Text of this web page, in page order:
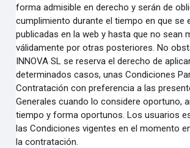
forma admisible en derecho y serán de
cumplimiento durante el tiempo en que se
publicadas en la web y hasta que no sean
válidamente por otras posteriores. No
INNOVA SL se reserva el derecho de
determinados casos, unas Condiciones
Contratación con preferencia a las
Generales cuando lo considereoportuno,
tiempo y forma oportunos. Los usuarios
las Condicionesvigentes en el momento
la contratación.